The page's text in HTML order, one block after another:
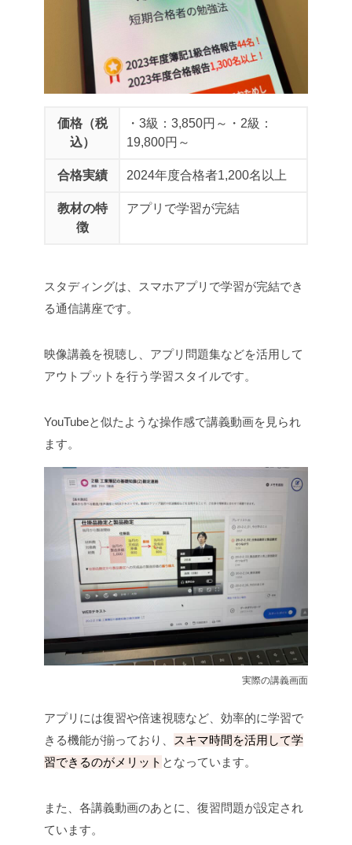
価格（税
込）
・3級：3,850円～ ・2級：
19,800円～
合格実績 2024年度合格者1,200名以上
教材の特
徴
アプリで学習が完結
スタディングは、スマホアプリで学習が完結でき
る通信講座です。
映像講義を視聴し、アプリ問題集などを活用して
アウトプットを行う学習スタイルです。
YouTubeと似たような操作感で講義動画を見られ
ます。
実際の講義画面
アプリには復習や倍速視聴など、効率的に学習で
きる機能が揃っており、
スキマ時間を活用して学
習できるのがメリット となっています。
また、各講義動画のあとに、復習問題が設定され
ています。